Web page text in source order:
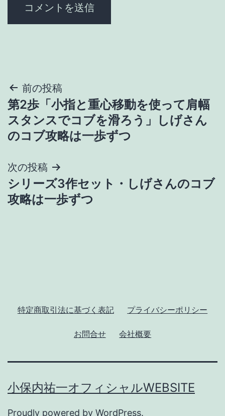
投
稿
ナ
ビ
ゲ
ー
前の投稿
第2歩「小指と重心移動を使って肩幅
スタンスでコブを滑ろう」しげさん
のコブ攻略は一歩ずつ
次の投稿
シリーズ3作セット・しげさんのコブ
攻略は一歩ずつ
特定商取引法に基づく表記 プライバシーポリシー
お問合せ 会社概要
小保内祐一オフィシャルWEBSITE
Proudly powered by WordPress.